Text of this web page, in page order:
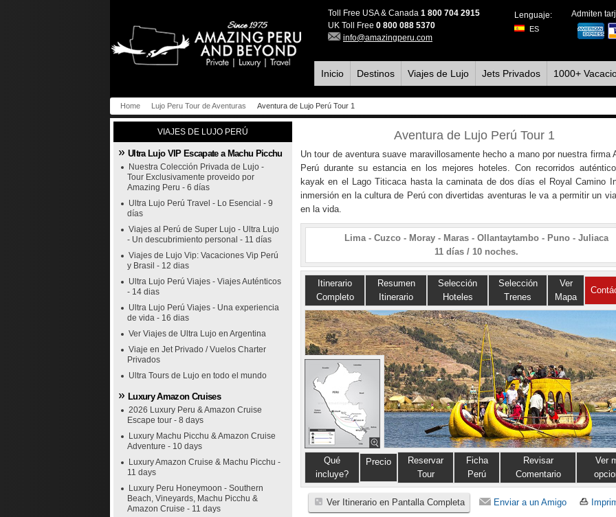
Toll Free USA & Canada 1 800 704 2915
UK Toll Free 0 800 088 5370
info@amazingperu.com
Lenguaje:
ES
Admiten
Inicio Destinos Viajes de Lujo Jets Privados 1000+
Home Lujo Peru Tour de Aventuras Aventura de Lujo Perú Tour 1
VIAJES DE LUJO PERÚ
Ultra Lujo VIP Escapate a Machu Picchu
Nuestra Colección Privada de Lujo -
Tour Exclusivamente proveido por
Amazing Peru - 6 días
Ultra Lujo Perú Travel - Lo Esencial - 9
días
Viajes al Perú de Super Lujo - Ultra Lujo
- Un descubrimiento personal - 11 días
Viajes de Lujo Vip: Vacaciones Vip Perú
y Brasil - 12 dias
Ultra Lujo Perú Viajes - Viajes Auténticos
- 14 dias
Ultra Lujo Perú Viajes - Una experiencia
de vida - 16 dias
Ver Viajes de Ultra Lujo en Argentina
Viaje en Jet Privado / Vuelos Charter
Privados
Ultra Tours de Lujo en todo el mundo
Luxury Amazon Cruises
2026 Luxury Peru & Amazon Cruise
Escape tour - 8 days
Luxury Machu Picchu & Amazon Cruise
Adventure - 10 days
Luxury Amazon Cruise & Machu Picchu -
11 days
Luxury Peru Honeymoon - Southern
Beach, Vineyards, Machu Picchu &
Amazon Cruise - 11 days
Aventura de Lujo Perú Tour 1
Un tour de aventura suave maravillosamente hecho a mano por nuestra firma
Perú durante su estancia en los mejores hoteles. Con recorridos
kayak en el Lago Titicaca hasta la caminata de dos días el Royal Camino
inmersión en la cultura de Perú con divertidas aventuras le va a permitir un
en la vida.
Lima - Cuzco - Moray - Maras - Ollantaytambo - Puno - Juliaca
11 días / 10 noches.
Itinerario
Completo
Resumen
Itinerario
Selección
Hoteles
Selección
Trenes
Ver
Mapa
Qué
incluye?
Precio
Reservar
Tour
Ficha
Perú
Revisar
Comentario
Ver
Ver Itinerario en Pantalla Completa Enviar a un Amigo